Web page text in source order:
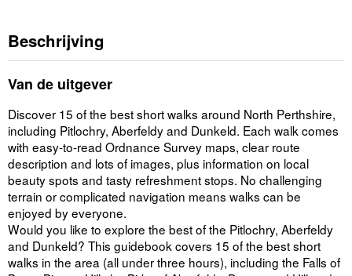
Beschrijving
Van de uitgever
Discover 15 of the best short walks around North Perthshire,
including Pitlochry, Aberfeldy and Dunkeld. Each walk comes
with easy-to-read Ordnance Survey maps, clear route
description and lots of images, plus information on local
beauty spots and tasty refreshment stops. No challenging
terrain or complicated navigation means walks can be
enjoyed by everyone.
Would you like to explore the best of the Pitlochry, Aberfeldy
and Dunkeld? This guidebook covers 15 of the best short
walks in the area (all under three hours), including the Falls of